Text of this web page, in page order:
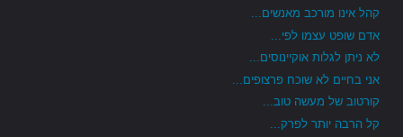
קהל אינו מורכב מאנשים...
אדם שופט עצמו לפי...
לא ניתן לגלות אוקיינוסים...
אני בחיים לא שוכח פרצופים...
קורטוב של מעשה טוב...
קל הרבה יותר לפרק...